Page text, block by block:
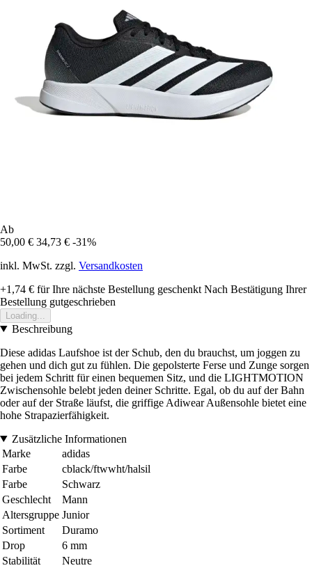
Ab
50,00 € 34,73 € -31%
inkl. MwSt. zzgl. Versandkosten
+1,74 € für Ihre nächste Bestellung geschenkt Nach Bestätigung Ihrer
Bestellung gutgeschrieben
Loading...
Beschreibung
Diese adidas Laufshoe ist der Schub, den du brauchst, um joggen zu
gehen und dich gut zu fühlen. Die gepolsterte Ferse und Zunge sorgen
bei jedem Schritt für einen bequemen Sitz, und die LIGHTMOTION
Zwischensohle belebt jeden deiner Schritte. Egal, ob du auf der Bahn
oder auf der Straße läufst, die griffige Adiwear Außensohle bietet eine
hohe Strapazierfähigkeit.
Zusätzliche Informationen
Marke
adidas
Farbe
cblack/ftwwht/halsil
Farbe
Schwarz
Geschlecht
Mann
Altersgruppe Junior
Sortiment
Duramo
Drop
6 mm
Stabilität
Neutre